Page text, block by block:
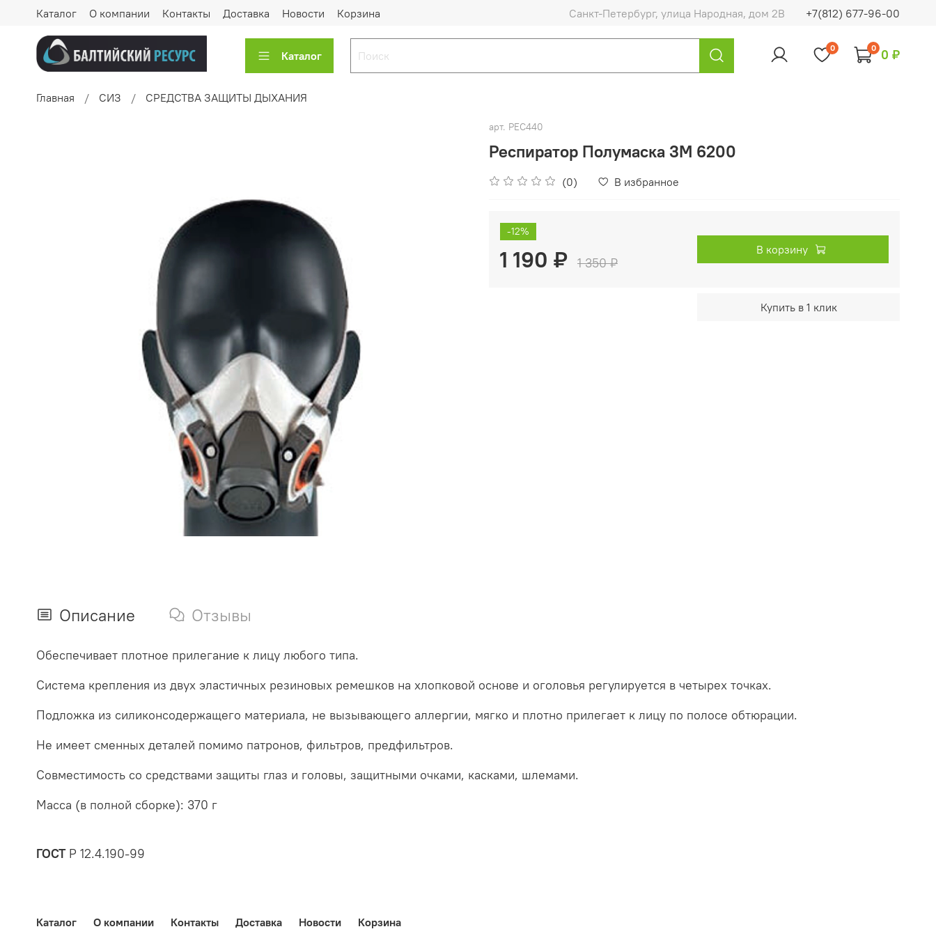
Каталог О компании Контакты Доставка Новости Корзина Санкт-Петербург, улица Народная, дом 2В +7(812) 677-96-00
Каталог
0 0 0 ₽
Главная СИЗ СРЕДСТВА ЗАЩИТЫ ДЫХАНИЯ
арт. РЕС440
Респиратор Полумаска 3М 6200
(0) В избранное
-12%
1 190 ₽ 1 350 ₽
В корзину
Купить в 1 клик
Описание Отзывы
Обеспечивает плотное прилегание к лицу любого типа.
Система крепления из двух эластичных резиновых ремешков на хлопковой основе и оголовья регулируется в четырех точках.
Подложка из силиконсодержащего материала, не вызывающего аллергии, мягко и плотно прилегает к лицу по полосе обтюрации.
Не имеет сменных деталей помимо патронов, фильтров, предфильтров.
Совместимость со средствами защиты глаз и головы, защитными очками, касками, шлемами.
Масса (в полной сборке): 370 г
ГОСТР 12.4.190-99
Каталог О компании Контакты Доставка Новости Корзина